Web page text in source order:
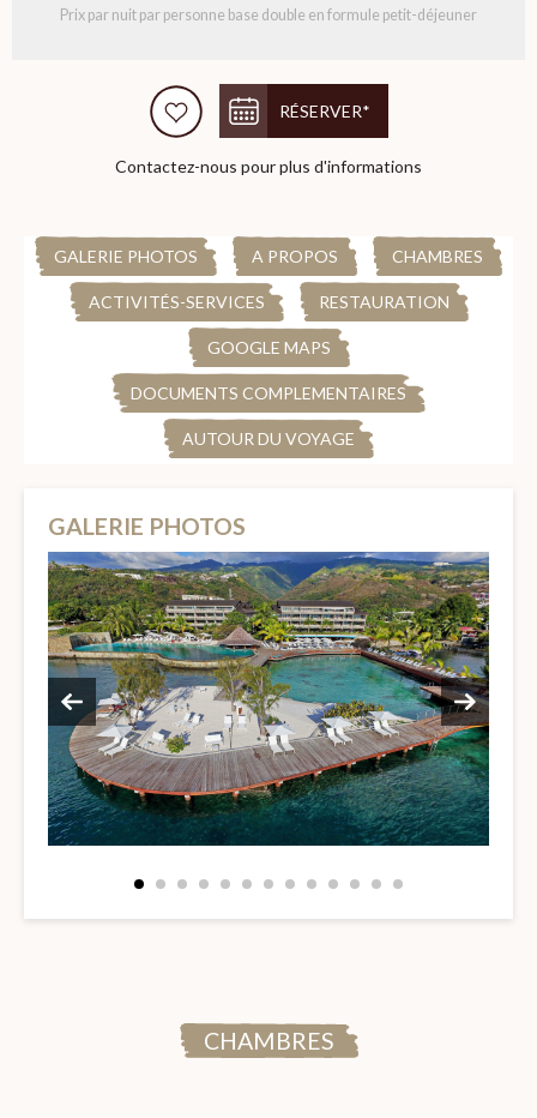
Prix par nuit par personne base double en formule petit-déjeuner
RÉSERVER*
Contactez-nous pour plus d'informations
GALERIE PHOTOS A PROPOS CHAMBRES
ACTIVITÉS-SERVICES RESTAURATION
GOOGLE MAPS
DOCUMENTS COMPLEMENTAIRES
AUTOUR DU VOYAGE
GALERIE PHOTOS
CHAMBRES